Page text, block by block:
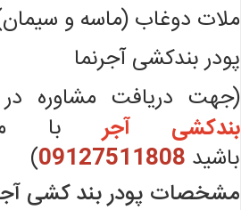
ملات دوغاب (ماسه و
پودر بندکشی آجرنما
(جهت دریافت مشاوره در
بندکشی آجربا ما
باشید 09127511808
)
مشخصات پودر بند کشی